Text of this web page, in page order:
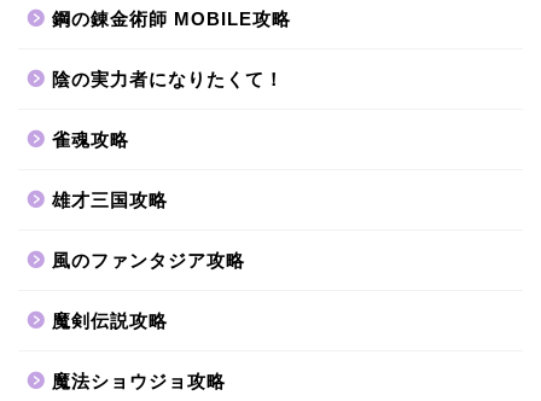
鋼の錬金術師 MOBILE攻略
陰の実力者になりたくて！
雀魂攻略
雄才三国攻略
風のファンタジア攻略
魔剣伝説攻略
魔法ショウジョ攻略